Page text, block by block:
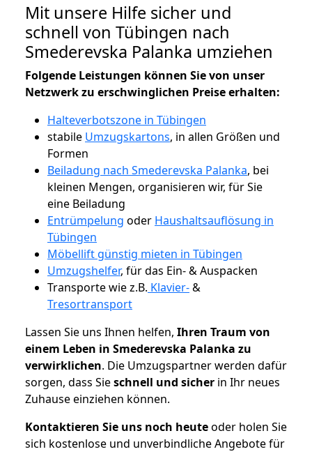
Mit unsere Hilfe sicher und
schnell von Tübingen nach
Smederevska Palanka umziehen
Folgende Leistungen können Sie von unser
Netzwerk zu erschwinglichen Preise erhalten:
Halteverbotszone in Tübingen
stabile Umzugskartons, in allen Größen und
Formen
Beiladung nach Smederevska Palanka, bei
kleinen Mengen, organisieren wir, für Sie
eine Beiladung
Entrümpelung oder Haushaltsauflösung in
Tübingen
Möbellift günstig mieten in Tübingen
Umzugshelfer, für das Ein- & Auspacken
Transporte wie z.B. Klavier-&
Tresortransport
Lassen Sie uns Ihnen helfen, Ihren Traum von
einem Leben in Smederevska Palanka zu
verwirklichen. Die Umzugspartner werden dafür
sorgen, dass Sieschnell und sicher in Ihr neues
Zuhause einziehen können.
Kontaktieren Sie uns noch heuteoder holen Sie
sich kostenlose und unverbindliche Angebote für